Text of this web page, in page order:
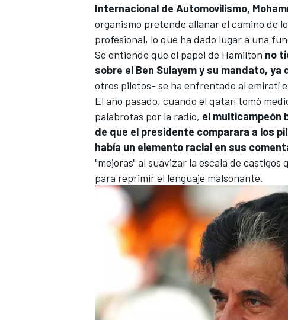
Internacional de Automovilismo,
organismo pretende allanar el camino de
profesional, lo que ha dado lugar a una
Se entiende que el papel de Hamilton no
sobre el Ben Sulayem y su mandato,
otros pilotos- se ha enfrentado al emiratí
El año pasado, cuando el qatarí tomó
palabrotas por la radio, el multicampeón
de que el presidente comparara a los
había un elemento racial en sus
"mejoras" al suavizar la escala de
para reprimir el lenguaje malsonante.